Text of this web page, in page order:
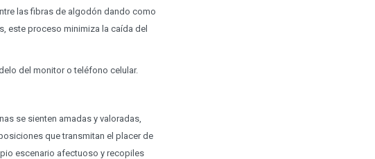
las fibras de algodón dando como
este proceso minimiza la caída del
del monitor o teléfono celular.
se sienten amadas y valoradas,
que transmitan el placer de
escenario afectuoso y recopiles